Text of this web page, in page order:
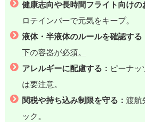
健康志向や長時間フライト向けの
ロテインバーで元気をキープ。
液体・半液体のルールを確認する
下の容器が必須。
アレルギーに配慮する： ピーナッ
は要注意。
関税や持ち込み制限を守る： 渡航
ック。